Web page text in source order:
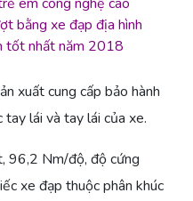
bằng xe đạp địa hình
tốt nhất năm 2018
xuất cung cấp bảo hành
lái và tay lái của xe.
96,2 Nm/độ, độ cứng
xe đạp thuộc phân khúc